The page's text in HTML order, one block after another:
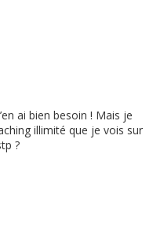
ai bien besoin ! Mais je
illimité que je vois sur
?